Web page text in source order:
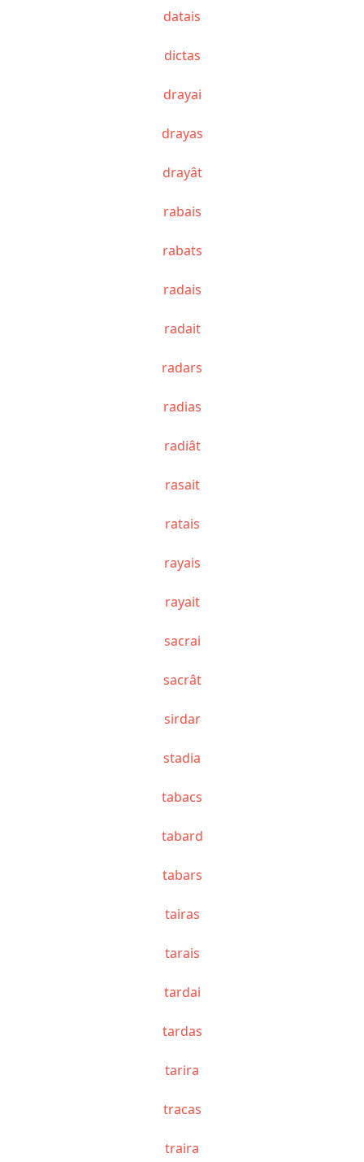
datais
dictas
drayai
drayas
drayât
rabais
rabats
radais
radait
radars
radias
radiât
rasait
ratais
rayais
rayait
sacrai
sacrât
sirdar
stadia
tabacs
tabard
tabars
tairas
tarais
tardai
tardas
tarira
tracas
traira